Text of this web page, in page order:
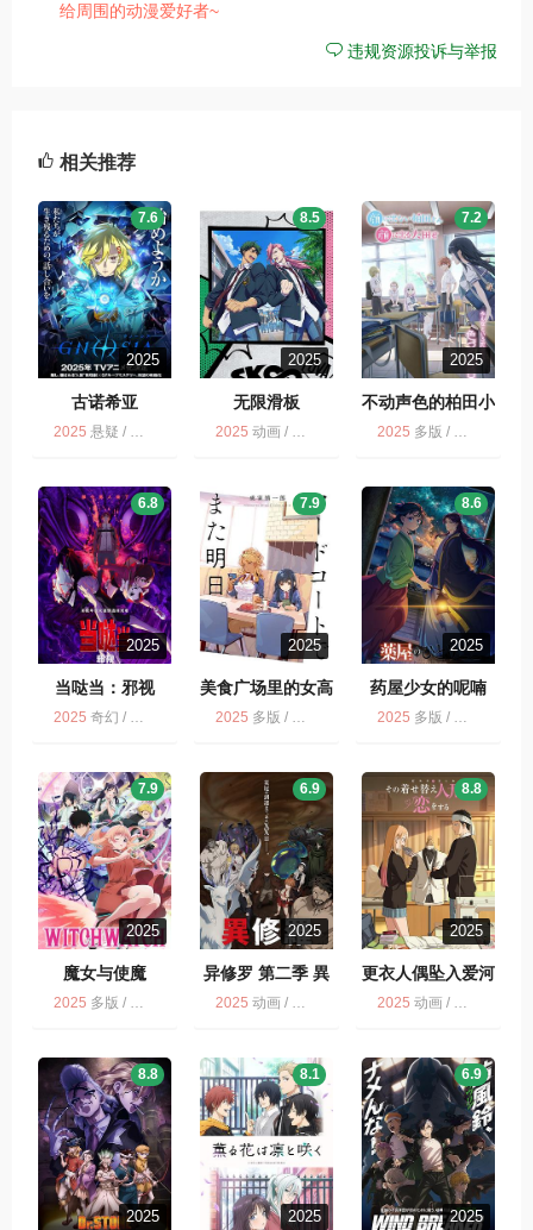
给周围的动漫爱好者~
违规资源投诉与举报
相关推荐
2025
古诺希亚
7.6
2025 悬疑 / 多版 / 动画
2025
无限滑板
8.5
2025 动画 / 运动 / 多版
2025
不动声色的柏田小
姐与喜形于色的太
7.2
2025 多版 / 动画
2025
当哒当：邪视
6.8
2025 奇幻 / 多版 / 喜剧 / 动画 / 动作
2025
美食广场里的女高
中生们在说啥
7.9
2025 多版 / 动画
2025
药屋少女的呢喃
8.6
2025 多版 / 动画
2025
魔女与使魔
7.9
2025 多版 / 动画 / 魔女与使魔
2025
异修罗 第二季 異
修羅 第2期
6.9
2025 动画 / 多版
2025
更衣人偶坠入爱河
8.8
2025 动画 / 爱情 / 多版
2025
8.8
2025
8.1
2025
6.9